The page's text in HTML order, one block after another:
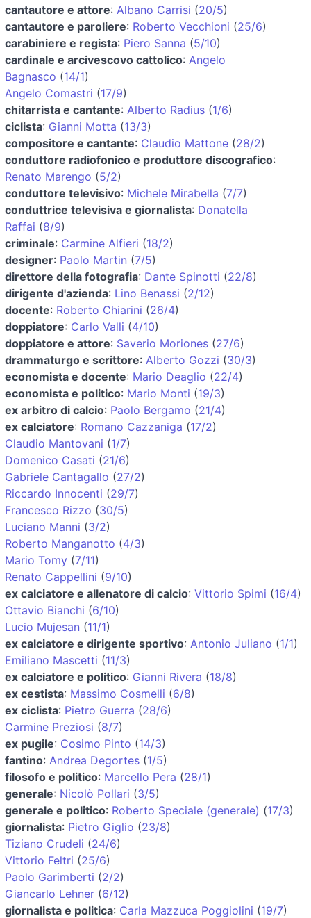
cantautore e attore: Albano Carrisi (20/5)
cantautore e paroliere: Roberto Vecchioni (25/6)
carabiniere e regista: Piero Sanna (5/10)
cardinale e arcivescovo cattolico: Angelo
Bagnasco (14/1)
Angelo Comastri (17/9)
chitarrista e cantante: Alberto Radius (1/6)
ciclista: Gianni Motta (13/3)
compositore e cantante: Claudio Mattone (28/2)
conduttore radiofonico e produttore discografico:
Renato Marengo (5/2)
conduttore televisivo: Michele Mirabella (7/7)
conduttrice televisiva e giornalista: Donatella
Raffai (8/9)
criminale: Carmine Alfieri (18/2)
designer: Paolo Martin (7/5)
direttore della fotografia: Dante Spinotti (22/8)
dirigente d'azienda: Lino Benassi (2/12)
docente: Roberto Chiarini (26/4)
doppiatore: Carlo Valli (4/10)
doppiatore e attore: Saverio Moriones (27/6)
drammaturgo e scrittore: Alberto Gozzi (30/3)
economista e docente: Mario Deaglio (22/4)
economista e politico: Mario Monti (19/3)
ex arbitro di calcio: Paolo Bergamo (21/4)
ex calciatore: Romano Cazzaniga (17/2)
Claudio Mantovani (1/7)
Domenico Casati (21/6)
Gabriele Cantagallo (27/2)
Riccardo Innocenti (29/7)
Francesco Rizzo (30/5)
Luciano Manni (3/2)
Roberto Manganotto (4/3)
Mario Tomy (7/11)
Renato Cappellini (9/10)
ex calciatore e allenatore di calcio: Vittorio Spimi (16/4)
Ottavio Bianchi (6/10)
Lucio Mujesan (11/1)
ex calciatore e dirigente sportivo: Antonio Juliano (1/1)
Emiliano Mascetti (11/3)
ex calciatore e politico: Gianni Rivera (18/8)
ex cestista: Massimo Cosmelli (6/8)
ex ciclista: Pietro Guerra (28/6)
Carmine Preziosi (8/7)
ex pugile: Cosimo Pinto (14/3)
fantino: Andrea Degortes (1/5)
filosofo e politico: Marcello Pera (28/1)
generale: Nicolò Pollari (3/5)
generale e politico: Roberto Speciale (generale) (17/3)
giornalista: Pietro Giglio (23/8)
Tiziano Crudeli (24/6)
Vittorio Feltri (25/6)
Paolo Garimberti (2/2)
Giancarlo Lehner (6/12)
giornalista e politica: Carla Mazzuca Poggiolini (19/7)